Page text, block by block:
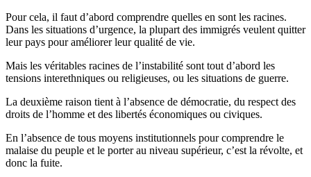
Pour cela, il faut d’abord comprendre quelles en sont les racines.
Dans les situations d’urgence, la plupart des immigrés veulent quitter
leur pays pour améliorer leur qualité de vie.
Mais les véritables racines de l’instabilité sont tout d’abord les
tensions interethniques ou religieuses, ou les situations de guerre.
La deuxième raison tient à l’absence de démocratie, du respect des
droits de l’homme et des libertés économiques ou civiques.
En l’absence de tous moyens institutionnels pour comprendre le
malaise du peuple et le porter au niveau supérieur, c’est la révolte, et
donc la fuite.